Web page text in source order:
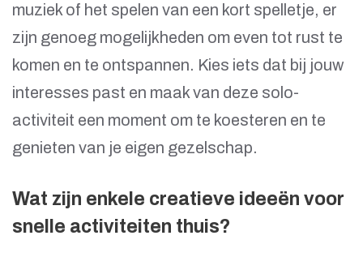
muziek of het spelen van een kort spelletje, er
zijn genoeg mogelijkheden om even tot rust te
komen en te ontspannen. Kies iets dat bij jouw
interesses past en maak van deze solo-
activiteit een moment om te koesteren en te
genieten van je eigen gezelschap.
Wat zijn enkele creatieve ideeën voor
snelle activiteiten thuis?